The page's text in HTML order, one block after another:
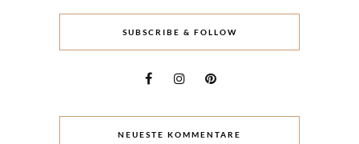
SUBSCRIBE & FOLLOW
NEUESTE KOMMENTARE